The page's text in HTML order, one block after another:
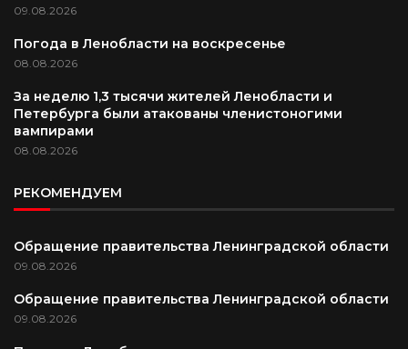
09.08.2026
Погода в Ленобласти на воскресенье
08.08.2026
За неделю 1,3 тысячи жителей Ленобласти и
Петербурга были атакованы членистоногими
вампирами
08.08.2026
РЕКОМЕНДУЕМ
Обращение правительства Ленинградской области
09.08.2026
Обращение правительства Ленинградской области
09.08.2026